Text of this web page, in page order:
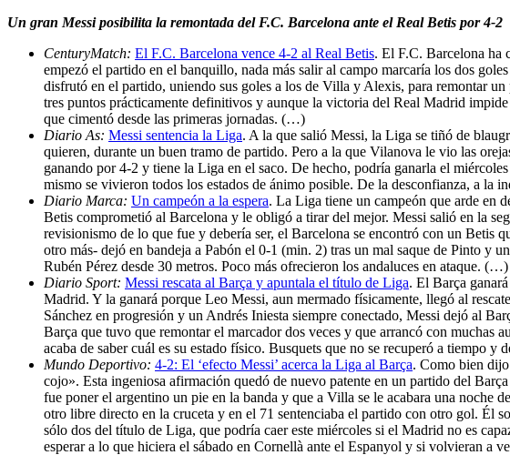
Un gran Messi posibilita la remontada del F.C. Barcelona ante el Real Betis por 4-2
CenturyMatch: El F.C. Barcelona vence 4-2 al Real Betis. El F.C. Barcelona ha
empezó el partido en el banquillo, nada más salir al campo marcaría los dos
disfrutó en el partido, uniendo sus goles a los de Villa y Alexis, para remontar
tres puntos prácticamente definitivos y aunque la victoria del Real Madrid
que cimentó desde las primeras jornadas. (…)
Diario As: Messi sentencia la Liga. A la que salió Messi, la Liga se tiñó de
quieren, durante un buen tramo de partido. Pero a la que Vilanova le vio las
ganando por 4-2 y tiene la Liga en el saco. De hecho, podría ganarla el
mismo se vivieron todos los estados de ánimo posible. De la desconfianza, a
Diario Marca: Un campeón a la espera. La Liga tiene un campeón que arde en
Betis comprometió al Barcelona y le obligó a tirar del mejor. Messi salió en la
revisionismo de lo que fue y debería ser, el Barcelona se encontró con un Betis
otro más- dejó en bandeja a Pabón el 0-1 (min. 2) tras un mal saque de Pinto y
Rubén Pérez desde 30 metros. Poco más ofrecieron los andaluces en ataque. (…)
Diario Sport: Messi rescata al Barça y apuntala el título de Liga. El Barça
Madrid. Y la ganará porque Leo Messi, aun mermado físicamente, llegó al
Sánchez en progresión y un Andrés Iniesta siempre conectado, Messi dejó al
Barça que tuvo que remontar el marcador dos veces y que arrancó con muchas
acaba de saber cuál es su estado físico. Busquets que no se recuperó a
Mundo Deportivo: 4-2: El ‘efecto Messi’ acerca la Liga al Barça. Como bien
cojo». Esta ingeniosa afirmación quedó de nuevo patente en un partido del
fue poner el argentino un pie en la banda y que a Villa se le acabara una noche
otro libre directo en la cruceta y en el 71 sentenciaba el partido con otro gol. Él
sólo dos del título de Liga, que podría caer este miércoles si el Madrid no es
esperar a lo que hiciera el sábado en Cornellà ante el Espanyol y si volvieran